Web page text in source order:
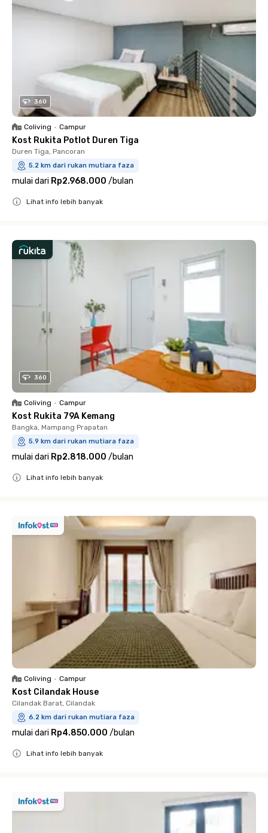
360
Coliving • Campur
Kost Rukita Potlot Duren Tiga
Duren Tiga, Pancoran
5.2 km dari rukan mutiara faza
mulai dari Rp2.968.000 /bulan
Lihat info lebih banyak
360
Coliving • Campur
Kost Rukita 79A Kemang
Bangka, Mampang Prapatan
5.9 km dari rukan mutiara faza
mulai dari Rp2.818.000 /bulan
Lihat info lebih banyak
Coliving • Campur
Kost Cilandak House
Cilandak Barat, Cilandak
6.2 km dari rukan mutiara faza
mulai dari Rp4.850.000 /bulan
Lihat info lebih banyak